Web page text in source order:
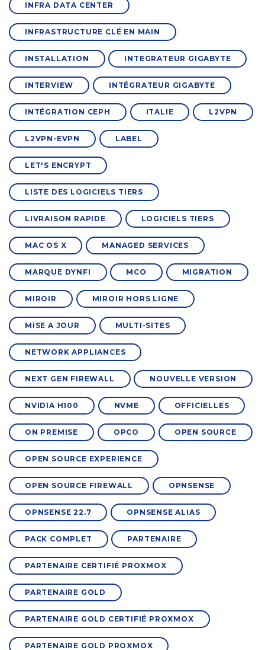
INFRA DATA CENTER
INFRASTRUCTURE CLÉ EN MAIN
INSTALLATION INTEGRATEUR GIGABYTE
INTERVIEW INTÉGRATEUR GIGABYTE
INTÉGRATION CEPH ITALIE L2VPN
L2VPN-EVPN LABEL
LET'S ENCRYPT
LISTE DES LOGICIELS TIERS
LIVRAISON RAPIDE LOGICIELS TIERS
MAC OS X MANAGED SERVICES
MARQUE DYNFI MCO MIGRATION
MIROIR MIROIR HORS LIGNE
MISE A JOUR MULTI-SITES
NETWORK APPLIANCES
NEXT GEN FIREWALL NOUVELLE VERSION
NVIDIA H100 NVME OFFICIELLES
ON PREMISE OPCO OPEN SOURCE
OPEN SOURCE EXPERIENCE
OPEN SOURCE FIREWALL OPNSENSE
OPNSENSE 22.7 OPNSENSE ALIAS
PACK COMPLET PARTENAIRE
PARTENAIRE CERTIFIÉ PROXMOX
PARTENAIRE GOLD
PARTENAIRE GOLD CERTIFIÉ PROXMOX
PARTENAIRE GOLD PROXMOX